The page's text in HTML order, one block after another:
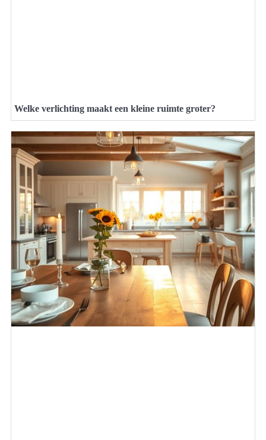
Welke verlichting maakt een kleine ruimte groter?